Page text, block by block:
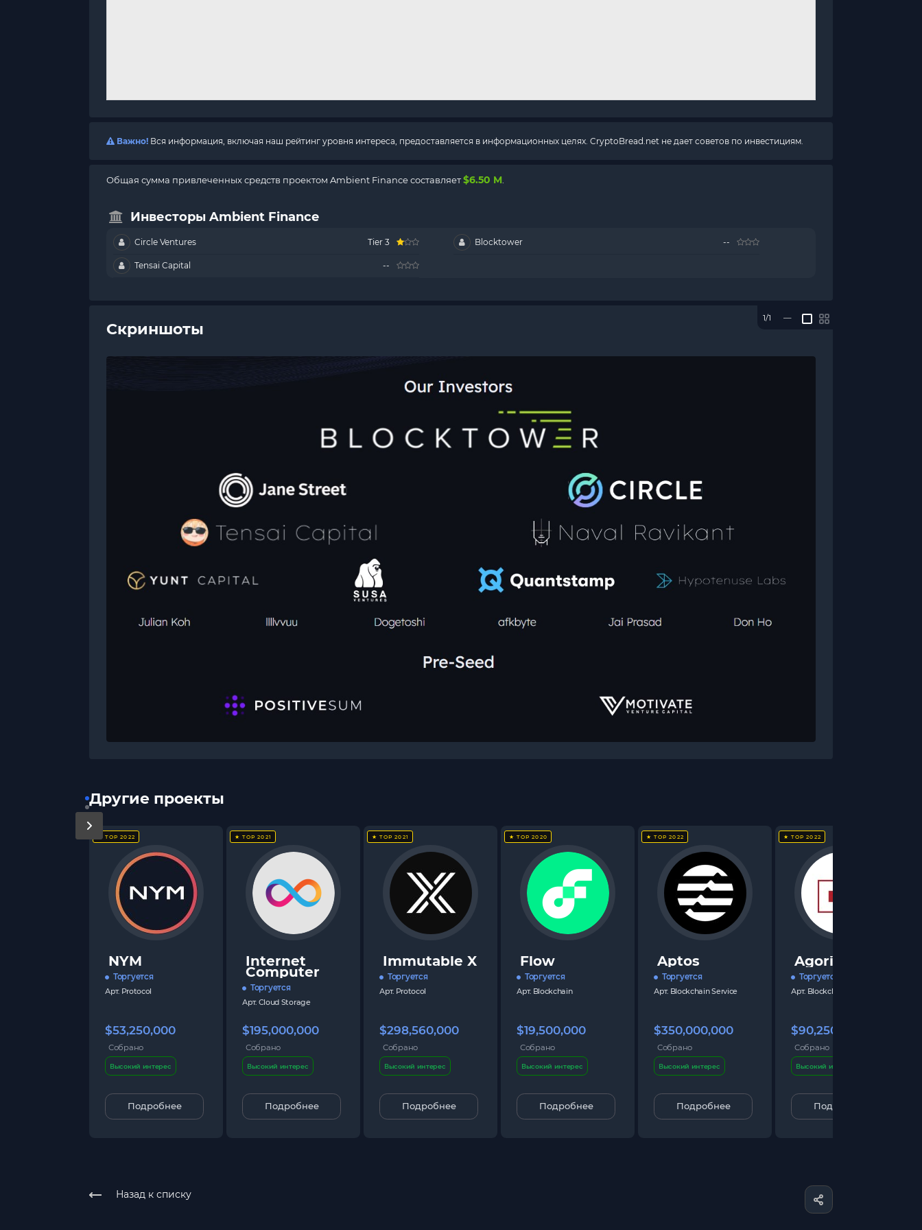
Важно! Вся информация, включая наш рейтинг уровня интереса, предоставляется в информационных целях. CryptoBread.net не дает советов по инвестициям.
Общая сумма привлеченных средств проектом Ambient Finance составляет$6.50 M
Инвесторы Ambient Finance
Circle Ventures Tier 3 Blocktower --
Tensai Capital --
Скриншоты
1/1 —
Другие проекты
★ TOP 2022
NYM
Торгуется
Арт. Protocol
$53,250,000
Собрано
Высокий интерес
Подробнее
★ TOP 2021
Internet
Computer
Торгуется
Арт. Cloud Storage
$195,000,000
Собрано
Высокий интерес
Подробнее
★ TOP 2021
Immutable X
Торгуется
Арт. Protocol
$298,560,000
Собрано
Высокий интерес
Подробнее
★ TOP 2020
Flow
Торгуется
Арт. Blockchain
$19,500,000
Собрано
Высокий интерес
Подробнее
★ TOP 2022
Aptos
Торгуется
Арт. Blockchain Service
$350,000,000
Собрано
Высокий интерес
Подробнее
★ TOP 2022
Agoric
Торгуется
Арт. Blockchain Service
$90,250,000
Собрано
Высокий интерес
Подробнее
Назад к списку